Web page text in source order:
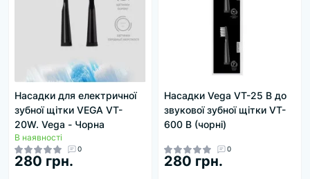
Насадки для електричної
зубної щітки VEGA VT-
20W. Vega - Чорна
В наявності
0
280 грн.
Насадки Vega VT-25 B до
звукової зубної щітки VT-
600 B (чорні)
0
280 грн.